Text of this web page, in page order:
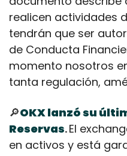
realicen actividades
tendrán que ser
de Conducta
momento nosotros
tanta regulación,
🔎OKX lanzó su
Reservas. El
en activos y está